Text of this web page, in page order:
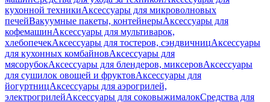
кухонной техникиАксессуары для микроволновых
печейВакуумные пакеты, контейнерыАксессуары для
кофемашинАксессуары для мультиварок,
хлебопечекАксессуары для тостеров, сэндвичницАксессуары
для кухонных комбайновАксессуары для
мясорубокАксессуары для блендеров, миксеровАксессуары
для сушилок овощей и фруктовАксессуары для
йогуртницАксессуары для аэрогрилей,
электрогрилейАксессуары для соковыжималокСредства для